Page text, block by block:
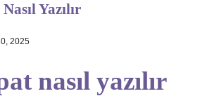
Yazılır
2025
nasıl yazılır